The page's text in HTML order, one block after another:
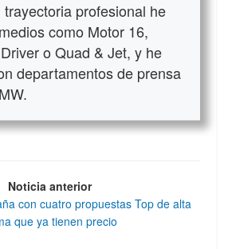
profesional he
como Motor 16,
o Quad & Jet, y he
departamentos de prensa
Noticia anterior
con cuatro propuestas Top de alta
que ya tienen precio